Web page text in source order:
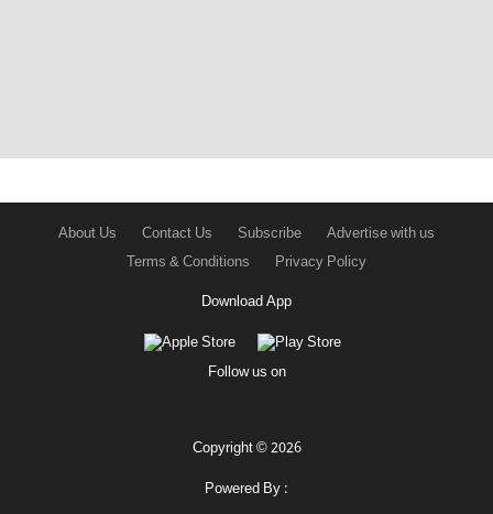
About Us Contact Us Subscribe
Advertise with us
Terms & Conditions
Privacy Policy
Download App
Follow us on
Copyright © 2026
Powered By :